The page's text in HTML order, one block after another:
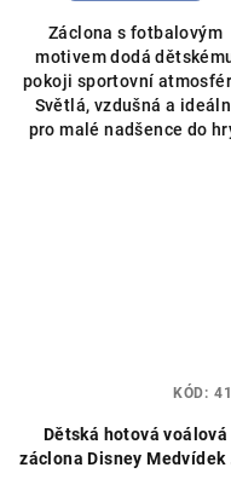
Záclona s fotbalovým
motivem dodá
pokoji sportovní
Světlá, vzdušná a
pro malé nadšence do
Dětská hotová voálová
záclona Disney Medvídek
KÓD: